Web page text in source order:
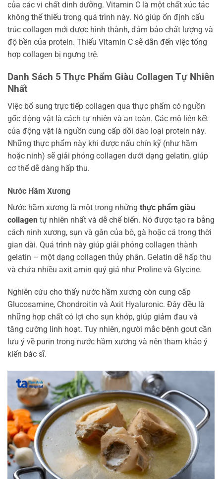
của các vi chất dinh dưỡng. Vitamin C là một chất xúc tác
không thể thiếu trong quá trình này. Nó giúp ổn định cấu
trúc collagen mới được hình thành, đảm bảo chất lượng và
độ bền của protein. Thiếu Vitamin C sẽ dẫn đến việc tổng
hợp collagen bị ngưng trệ.
Danh Sách 5 Thực Phẩm Giàu Collagen Tự Nhiên
Nhất
Việc bổ sung trực tiếp collagen qua thực phẩm có nguồn
gốc động vật là cách tự nhiên và an toàn. Các mô liên kết
của động vật là nguồn cung cấp dồi dào loại protein này.
Những thực phẩm này khi được nấu chín kỹ (như hầm
hoặc ninh) sẽ giải phóng collagen dưới dạng gelatin, giúp
cơ thể dễ dàng hấp thu.
Nước Hầm Xương
Nước hầm xương là một trong những thực phẩm giàu
collagen tự nhiên nhất và dễ chế biến. Nó được tạo ra bằng
cách ninh xương, sụn và gân của bò, gà hoặc cá trong thời
gian dài. Quá trình này giúp giải phóng collagen thành
gelatin – một dạng collagen thủy phân. Gelatin dễ hấp thu
và chứa nhiều axit amin quý giá như Proline và Glycine.
Nghiên cứu cho thấy nước hầm xương còn cung cấp
Glucosamine, Chondroitin và Axit Hyaluronic. Đây đều là
những hợp chất có lợi cho sụn khớp, giúp giảm đau và
tăng cường linh hoạt. Tuy nhiên, người mắc bệnh gout cần
lưu ý về purin trong nước hầm xương và nên tham khảo ý
kiến bác sĩ.